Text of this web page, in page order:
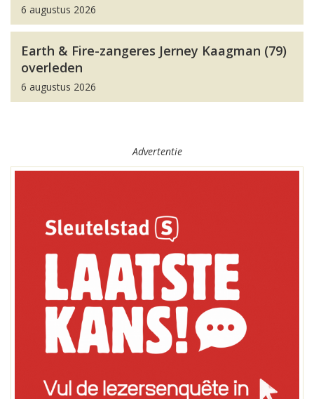
6 augustus 2026
Earth & Fire-zangeres Jerney Kaagman (79)
overleden
6 augustus 2026
Advertentie